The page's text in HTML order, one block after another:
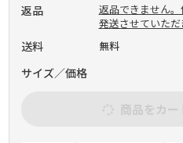
返品
返品できません
発送させていただ
送料 無料
サイズ／価格
商品をカー